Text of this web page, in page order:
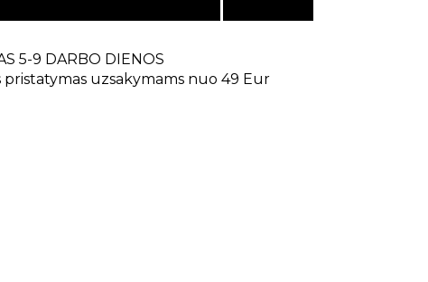
5-9 DARBO DIENOS
pristatymas uzsakymams nuo 49 Eur